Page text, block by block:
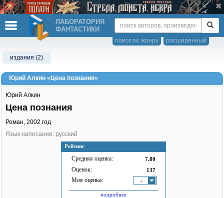
ЛАБОРАТОРИЯ
ФАНТАСТИКИ
расширенный
поиск по жанру
издания (2)
Юрий Алкин «Цена познания»
Рейтинг
Средняя оценка: 7.80
Оценок: 137
Моя оценка: -
подробнее
Юрий Алкин
Цена познания
Роман, 2002 год
Язык написания: русский